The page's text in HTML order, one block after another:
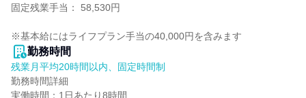
固定残業手当： 58,530円
※基本給にはライフプラン手当の40,000円を含みます
勤務時間
残業月平均20時間以内、固定時間制
勤務時間詳細
実働時間：1日あたり8時間